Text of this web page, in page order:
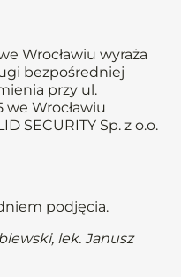
Wrocławiu wyraża
bezpośredniej
przy ul.
we Wrocławiu
SECURITY Sp. z o.o.
podjęcia.
lek. Janusz